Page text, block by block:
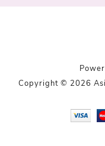
Copyright © 2026